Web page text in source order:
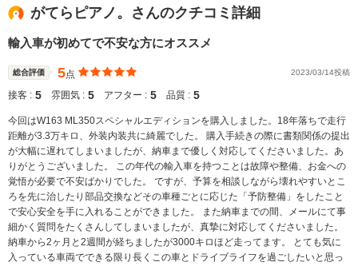
がてらピアノ。さんのクチコミ詳細
輸入車が初めてで不安な方にオススメ
総合評価 5点 2023/03/14投稿
接客 : 5 雰囲気 : 5 アフター : 5 品質 : 5
今回はW163 ML350スペシャルエディションを購入しました。18年落ちで走行
距離が3.3万キロ、外装内装共に綺麗でした。 購入手続きの際に書類関係の提出
が大幅に遅れてしまいましたが、納車まで優しく対応してくださいました。あ
りがとうございました。 この年代の輸入車を持つことは故障や整備、お金への
覚悟が必要で不安ばかりでした。 ですが、予算を相談しながら壊れやすいとこ
ろを先に治したり部品交換などその車種ごとに応じた「予防整備」をしたこと
で安心安全を手に入れることができました。 また納車までの間、メールにて事
細かく質問をたくさんしてしまいましたが、真摯に対応してくださいました。
納車から2ヶ月と2週間が経ちましたが3000キロほど走ってます。 とても気に
入っている車両でできる限り長くこの車とドライブライフを過ごしたいと思っ